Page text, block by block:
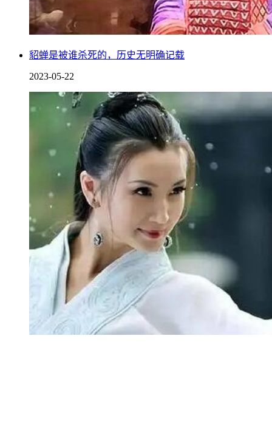
貂蝉是被谁杀死的，历史无明确记载
2023-05-22